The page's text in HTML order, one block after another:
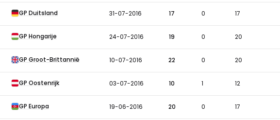
GP Duitsland 31-07-2016 17 0 17
GP Hongarije 24-07-2016 19 0 20
GP Groot-Brittannië 10-07-2016 22 0 20
GP Oostenrijk 03-07-2016 10 1 12
GP Europa 19-06-2016 20 0 17